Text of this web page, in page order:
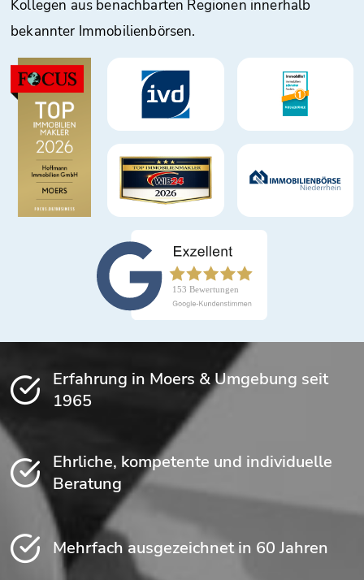
Kollegen aus benachbarten Regionen innerhalb
bekannter Immobilienbörsen.
Erfahrung in Moers & Umgebung seit
1965
Ehrliche, kompetente und individuelle
Beratung
Mehrfach ausgezeichnet in 60 Jahren